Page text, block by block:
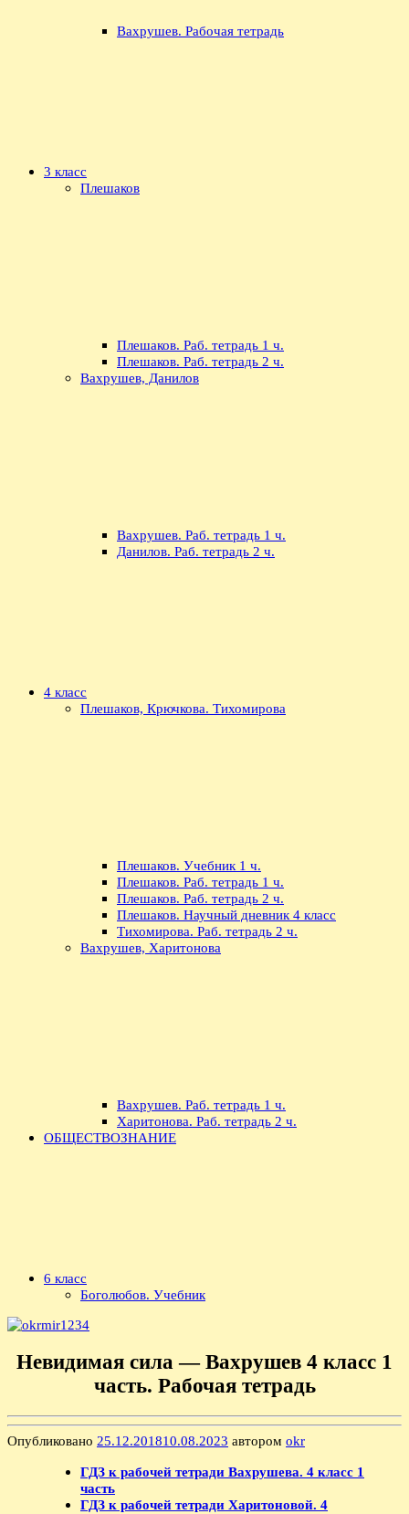
Вахрушев. Рабочая тетрадь
3 класс
Плешаков
Плешаков. Раб. тетрадь 1 ч.
Плешаков. Раб. тетрадь 2 ч.
Вахрушев, Данилов
Вахрушев. Раб. тетрадь 1 ч.
Данилов. Раб. тетрадь 2 ч.
4 класс
Плешаков, Крючкова. Тихомирова
Плешаков. Учебник 1 ч.
Плешаков. Раб. тетрадь 1 ч.
Плешаков. Раб. тетрадь 2 ч.
Плешаков. Научный дневник 4 класс
Тихомирова. Раб. тетрадь 2 ч.
Вахрушев, Харитонова
Вахрушев. Раб. тетрадь 1 ч.
Харитонова. Раб. тетрадь 2 ч.
ОБЩЕСТВОЗНАНИЕ
6 класс
Боголюбов. Учебник
Невидимая сила — Вахрушев 4 класс 1
часть. Рабочая тетрадь
Опубликовано 25.12.201810.08.2023 автором okr
ГДЗ к рабочей тетради Вахрушева. 4 класс 1
часть
ГДЗ к рабочей тетради Харитоновой. 4